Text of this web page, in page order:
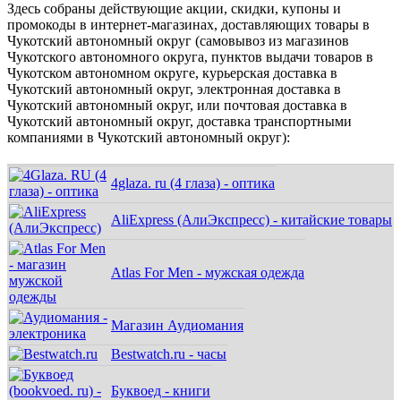
Здесь собраны действующие акции, скидки, купоны и
промокоды в интернет-магазинах, доставляющих товары в
Чукотский автономный округ (самовывоз из магазинов
Чукотского автономного округа, пунктов выдачи товаров в
Чукотском автономном округе, курьерская доставка в
Чукотский автономный округ, электронная доставка в
Чукотский автономный округ, или почтовая доставка в
Чукотский автономный округ, доставка транспортными
компаниями в Чукотский автономный округ):
4glaza. ru (4 глаза) - оптика
AliExpress (АлиЭкспресс) - китайские товары
Atlas For Men - мужская одежда
Магазин Аудиомания
Bestwatch.ru - часы
Буквоед - книги